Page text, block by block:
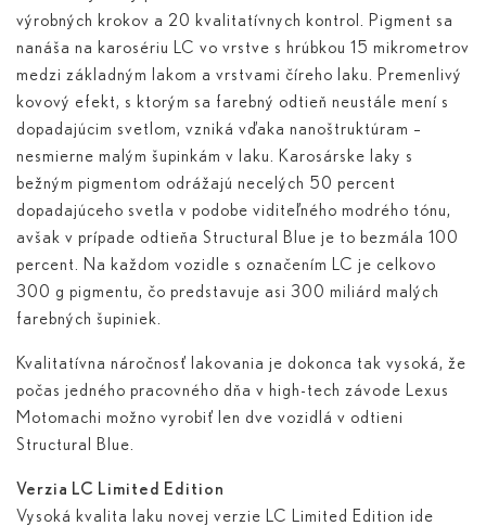
výrobných krokov a 20 kvalitatívnych kontrol. Pigment sa
nanáša na karosériu LC vo vrstve s hrúbkou 15 mikrometrov
medzi základným lakom a vrstvami číreho laku. Premenlivý
kovový efekt, s ktorým sa farebný odtieň neustále mení s
dopadajúcim svetlom, vzniká vďaka nanoštruktúram –
nesmierne malým šupinkám v laku. Karosárske laky s
bežným pigmentom odrážajú necelých 50 percent
dopadajúceho svetla v podobe viditeľného modrého tónu,
avšak v prípade odtieňa Structural Blue je to bezmála 100
percent. Na každom vozidle s označením LC je celkovo
300 g pigmentu, čo predstavuje asi 300 miliárd malých
farebných šupiniek.
Kvalitatívna náročnosť lakovania je dokonca tak vysoká, že
počas jedného pracovného dňa v high-tech závode Lexus
Motomachi možno vyrobiť len dve vozidlá v odtieni
Structural Blue.
Verzia LC Limited Edition
Vysoká kvalita laku novej verzie LC Limited Edition ide